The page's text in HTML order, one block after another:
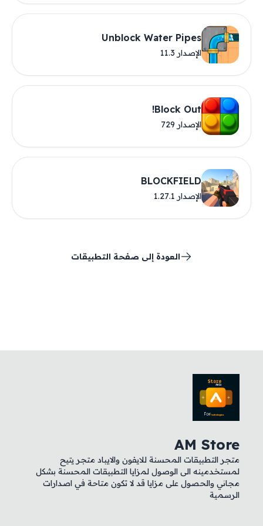
Unblock Water Pipes
الإصدار 11.3
Block Out!
الإصدار 729
BLOCKFIELD
الإصدار 1.27.1
العودة إلى صفحة التطبيقات
AM Store
متجر التطبيقات المحسنة للايفون والايباد متجر يتيح
لمستخدمينه الى الوصول لمزايا التطبيقات المحسنة بشكل
مجاني والحصول على مزايا قد لا تكون متاحة في اصدارات
الرسمية